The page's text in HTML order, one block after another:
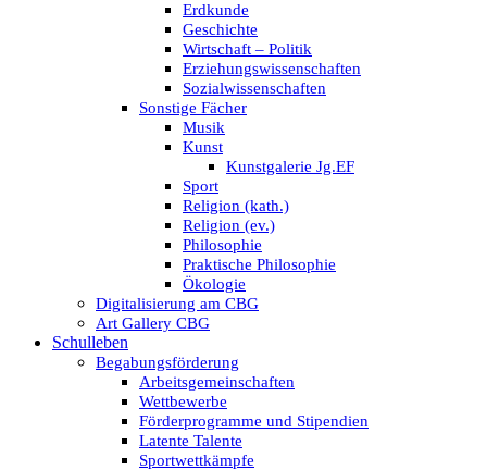
Erdkunde
Geschichte
Wirtschaft – Politik
Erziehungswissenschaften
Sozialwissenschaften
Sonstige Fächer
Musik
Kunst
Kunstgalerie Jg.EF
Sport
Religion (kath.)
Religion (ev.)
Philosophie
Praktische Philosophie
Ökologie
Digitalisierung am CBG
Art Gallery CBG
Schulleben
Begabungsförderung
Arbeitsgemeinschaften
Wettbewerbe
Förderprogramme und Stipendien
Latente Talente
Sportwettkämpfe